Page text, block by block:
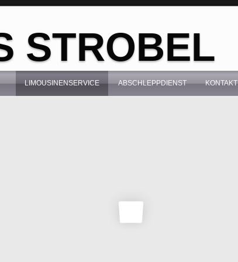
STROBEL
LIMOUSINENSERVICE ABSCHLEPPDIENST KONTAKT